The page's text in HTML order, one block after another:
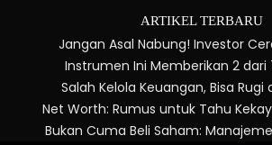
ARTIKEL TERBARU
Jangan Asal Nabung! Investor
Instrumen Ini Memberikan 2 dari
Salah Kelola Keuangan, Bisa Rugi
Net Worth: Rumus untuk Tahu
Bukan Cuma Beli Saham: